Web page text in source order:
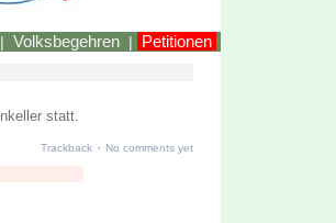
| Volksbegehren | Petitionen
statt.
Trackback · No comments yet